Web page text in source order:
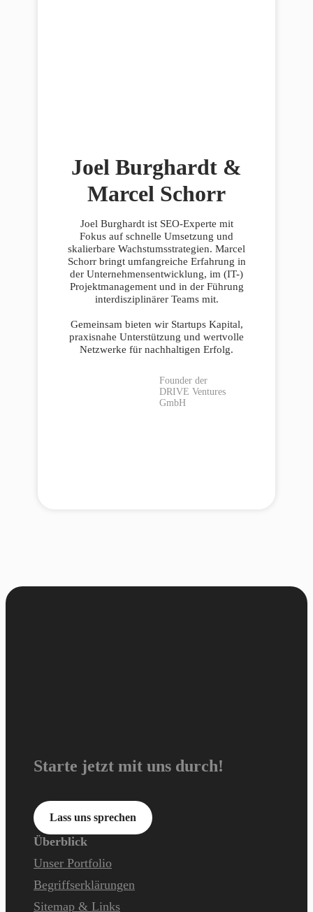
Joel Burghardt &
Marcel Schorr
Joel Burghardt ist SEO-Experte mit
Fokus auf schnelle Umsetzung und
skalierbare Wachstumsstrategien. Marcel
Schorr bringt umfangreiche Erfahrung in
der Unternehmensentwicklung, im (IT-)
Projektmanagement und in der Führung
interdisziplinärer Teams mit.
Gemeinsam bieten wir Startups Kapital,
praxisnahe Unterstützung und wertvolle
Netzwerke für nachhaltigen Erfolg.
Founder der
DRIVE Ventures
GmbH
Starte jetzt mit uns durch!
Lass uns sprechen
Überblick
Unser Portfolio
Begriffserklärungen
Sitemap & Links